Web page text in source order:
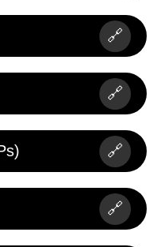
🔗
🔗
🔗
🔗